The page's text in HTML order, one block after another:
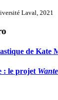
Laval, 2021
de Kate
: le projet